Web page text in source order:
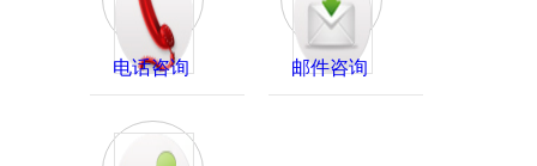
电话咨询 邮件咨询